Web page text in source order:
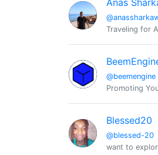
Anas
Traveling for
@beemengine
Promoting
Blessed20
@blessed-20
want to